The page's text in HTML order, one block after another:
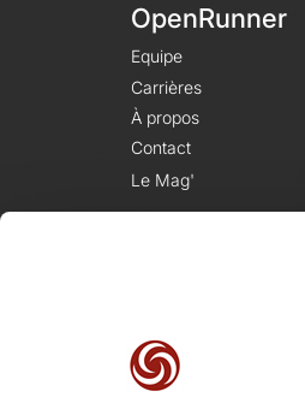
OpenRunner
Equipe
Carrières
À propos
Contact
Le Mag'